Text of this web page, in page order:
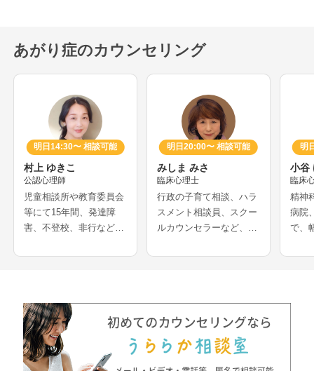
あがり症のカウンセリング
明日14:30〜 相談可能
村上 ゆきこ
公認心理師
児童相談所や教育委員会
等にて15年間、発達障
害、不登校、非行などの
たカウンセラーさんで
問題解決の経験をお持ち
で、夫婦問題、DV、HS
明日20:00〜 相談可能
みしま みさ
臨床心理士
行政の子育て相談、ハラ
スメント相談員、スクー
ルカウンセラーなど、長
れてきたカウンセラーさ
問題、発達障害の悩みな
どを得意とされています
明
小谷
臨床
精神
病院
で、
ーさ
れ、